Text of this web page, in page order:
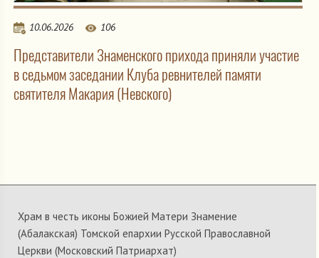
10.06.2026 106
Представители Знаменского прихода приняли участие
в седьмом заседании Клуба ревнителей памяти
святителя Макария (Невского)
Храм в честь иконы Божией Матери Знамение
(Абалакская) Томской епархии Русской Православной
Церкви (Московский Патриархат)